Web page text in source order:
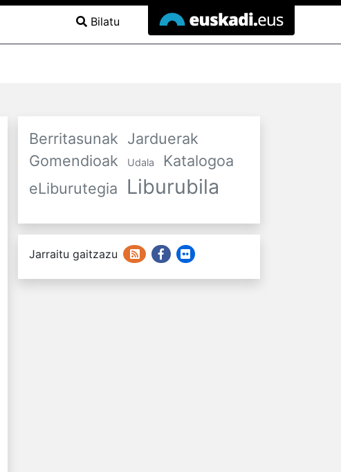
Bilatu
Berritasunak Jarduerak
Gomendioak
Udala
Katalogoa
eLiburutegia
Liburubila
Jarraitu gaitzazu